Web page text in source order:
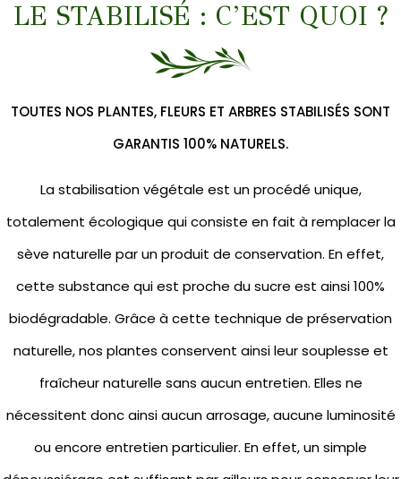
LE STABILISÉ : C’EST QUOI ?
TOUTES NOS PLANTES, FLEURS ET ARBRES STABILISÉS SONT
GARANTIS 100% NATURELS.
La stabilisation végétale est un procédé unique,
totalement écologique qui consiste en fait à remplacer la
sève naturelle par un produit de conservation. En effet,
cette substance qui est proche du sucre est ainsi 100%
biodégradable. Grâce à cette technique de préservation
naturelle, nos plantes conservent ainsi leur souplesse et
fraîcheur naturelle sans aucun entretien. Elles ne
nécessitent donc ainsi aucun arrosage, aucune luminosité
ou encore entretien particulier. En effet, un simple